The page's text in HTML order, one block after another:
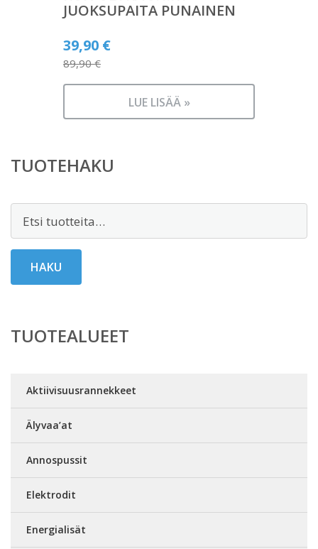
JUOKSUPAITA PUNAINEN
89,90€
Alkuperäinen
hinta
oli:
39,90 €
Nykyinen
on:
LUE LISÄÄ »
TUOTEHAKU
HAKU
TUOTEALUEET
Aktiivisuusrannekkeet
Älyvaa’at
Annospussit
Elektrodit
Energialisät